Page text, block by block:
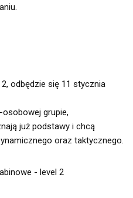
odbędzie się 11 stycznia
grupie,
już podstawy i chcą
oraz taktycznego.